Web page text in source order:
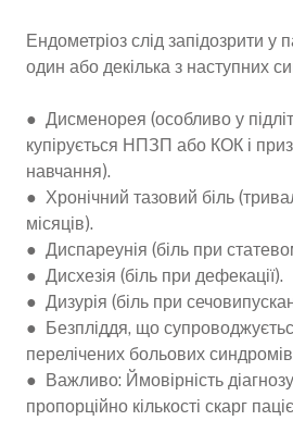
Ендометріоз слід запідозрити у
один або декілька з наступних
● Дисменорея (особливо у
купірується НПЗП або КОК і
навчання).
● Хронічний тазовий біль
місяців).
● Диспареунія (біль при
● Дисхезія (біль при дефекації).
● Дизурія (біль при
● Безпліддя, що
перелічених больових
● Важливо: Ймовірність
пропорційно кількості скарг